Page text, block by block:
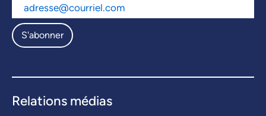
S'abonner
Relations médias